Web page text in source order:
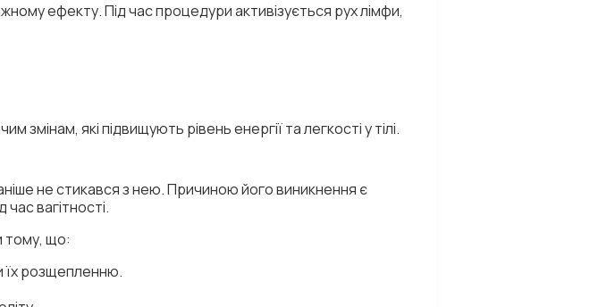
ефекту. Під час процедури активізується рух лімфи,
які підвищують рівень енергії та легкості у тілі.
не стикався з нею. Причиною його виникнення є
вагітності.
тому, що:
їх розщепленню.